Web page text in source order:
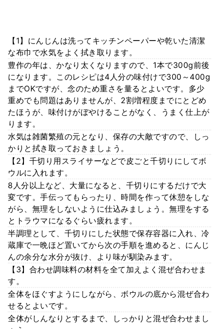
【1】にんじんは洗ってキッチンペーパーや乾いた清潔
な布巾で水気をよく拭き取ります。
豊作の年は、かなり太くなりますので、1本で300g前後
になります。このレシピは4人分の味付けで300～400g
までOKですが、念のため重さを量るとよいです。多少
重めでも問題はありませんが、2割増程度までにとどめ
たほうが、味付けがぼやけることがなく、うまく仕上が
ります。
水気は雑菌繁殖の元となり、保存の大敵ですので、しっ
かりと拭き取っておきましょう。
【2】千切り用スライサーなどで皮ごと千切りにしてボ
ウルに入れます。
8人分以上など、大量になると、千切りにするだけで大
変です。手伝ってもらったり、時間を作って休憩をしな
がら、無理をしないように仕込みましょう。無理をする
とトラウマになるぐらい疲れます。
半調理として、千切りにした状態で保存容器に入れ、冷
蔵庫で一晩ほど置いてから次の手順を進めると、にんじ
んの余分な水分が抜け、より味が馴染みます。
【3】合わせ調味料の材料を全て加えよく混ぜ合わせま
す。
全体をほぐすようにしながら、ボウルの底から混ぜ合わ
せるとよいです。
全体がしんなりとするまで、しっかりと混ぜ合わせまし